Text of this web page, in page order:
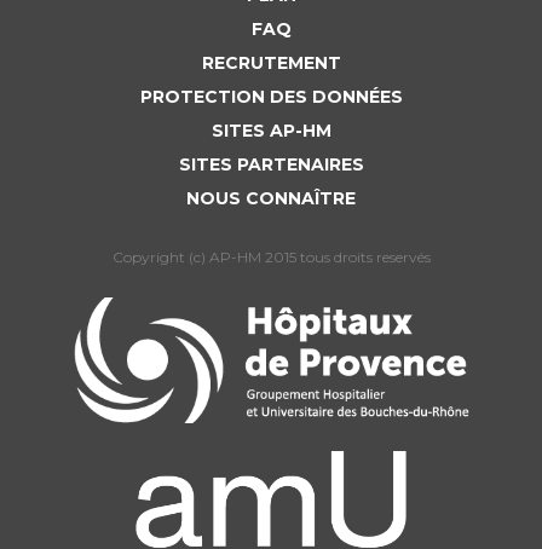
FAQ
RECRUTEMENT
PROTECTION DES DONNÉES
SITES AP-HM
SITES PARTENAIRES
NOUS CONNAÎTRE
Copyright (c) AP-HM 2015 tous droits reservés